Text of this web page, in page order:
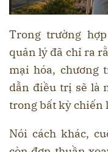
Trong trường
quản lý đã chỉ ra
mại hóa, chương
dẫn điều trị sẽ là
trong bất kỳ chiến
Nói cách khác,